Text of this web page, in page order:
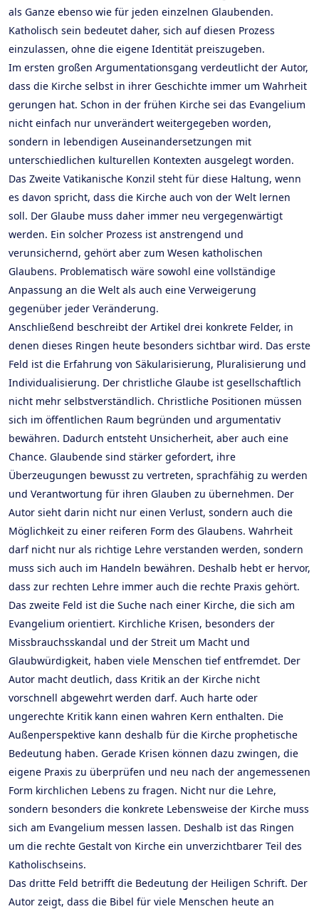
als Ganze ebenso wie für jeden einzelnen Glaubenden.
Katholisch sein bedeutet daher, sich auf diesen Prozess
einzulassen, ohne die eigene Identität preiszugeben.
Im ersten großen Argumentationsgang verdeutlicht der Autor,
dass die Kirche selbst in ihrer Geschichte immer um Wahrheit
gerungen hat. Schon in der frühen Kirche sei das Evangelium
nicht einfach nur unverändert weitergegeben worden,
sondern in lebendigen Auseinandersetzungen mit
unterschiedlichen kulturellen Kontexten ausgelegt worden.
Das Zweite Vatikanische Konzil steht für diese Haltung, wenn
es davon spricht, dass die Kirche auch von der Welt lernen
soll. Der Glaube muss daher immer neu vergegenwärtigt
werden. Ein solcher Prozess ist anstrengend und
verunsichernd, gehört aber zum Wesen katholischen
Glaubens. Problematisch wäre sowohl eine vollständige
Anpassung an die Welt als auch eine Verweigerung
gegenüber jeder Veränderung.
Anschließend beschreibt der Artikel drei konkrete Felder, in
denen dieses Ringen heute besonders sichtbar wird. Das erste
Feld ist die Erfahrung von Säkularisierung, Pluralisierung und
Individualisierung. Der christliche Glaube ist gesellschaftlich
nicht mehr selbstverständlich. Christliche Positionen müssen
sich im öffentlichen Raum begründen und argumentativ
bewähren. Dadurch entsteht Unsicherheit, aber auch eine
Chance. Glaubende sind stärker gefordert, ihre
Überzeugungen bewusst zu vertreten, sprachfähig zu werden
und Verantwortung für ihren Glauben zu übernehmen. Der
Autor sieht darin nicht nur einen Verlust, sondern auch die
Möglichkeit zu einer reiferen Form des Glaubens. Wahrheit
darf nicht nur als richtige Lehre verstanden werden, sondern
muss sich auch im Handeln bewähren. Deshalb hebt er hervor,
dass zur rechten Lehre immer auch die rechte Praxis gehört.
Das zweite Feld ist die Suche nach einer Kirche, die sich am
Evangelium orientiert. Kirchliche Krisen, besonders der
Missbrauchsskandal und der Streit um Macht und
Glaubwürdigkeit, haben viele Menschen tief entfremdet. Der
Autor macht deutlich, dass Kritik an der Kirche nicht
vorschnell abgewehrt werden darf. Auch harte oder
ungerechte Kritik kann einen wahren Kern enthalten. Die
Außenperspektive kann deshalb für die Kirche prophetische
Bedeutung haben. Gerade Krisen können dazu zwingen, die
eigene Praxis zu überprüfen und neu nach der angemessenen
Form kirchlichen Lebens zu fragen. Nicht nur die Lehre,
sondern besonders die konkrete Lebensweise der Kirche muss
sich am Evangelium messen lassen. Deshalb ist das Ringen
um die rechte Gestalt von Kirche ein unverzichtbarer Teil des
Katholischseins.
Das dritte Feld betrifft die Bedeutung der Heiligen Schrift. Der
Autor zeigt, dass die Bibel für viele Menschen heute an